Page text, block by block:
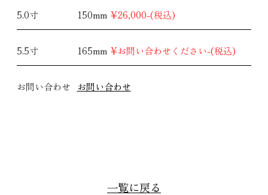
5.0寸 150mm ¥26,000-(税込)
5.5寸 165mm ¥お問い合わせください-(税込)
お問い合わせ お問い合わせ
一覧に戻る